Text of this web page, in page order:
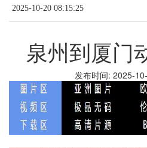
2025-10-20 08:15:25
泉州到厦门
发布时间: 2025-